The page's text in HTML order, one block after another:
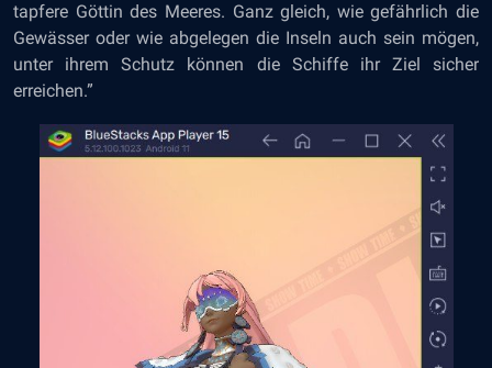
tapfere Göttin des Meeres. Ganz gleich, wie gefährlich die
Gewässer oder wie abgelegen die Inseln auch sein mögen,
unter ihrem Schutz können die Schiffe ihr Ziel sicher
erreichen.”